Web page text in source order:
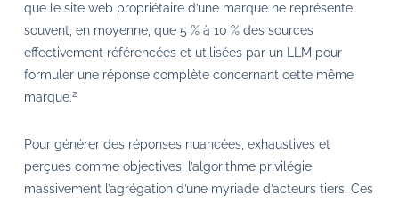
que le site web propriétaire d’une marque ne représente
souvent, en moyenne, que 5 % à 10 % des sources
effectivement référencées et utilisées par un LLM pour
formuler une réponse complète concernant cette même
marque.2
Pour générer des réponses nuancées, exhaustives et
perçues comme objectives, l’algorithme privilégie
massivement l’agrégation d’une myriade d’acteurs tiers. Ces